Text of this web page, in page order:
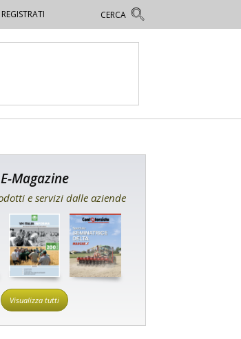
E-Magazine
e servizi dalle aziende
Visualizza tutti